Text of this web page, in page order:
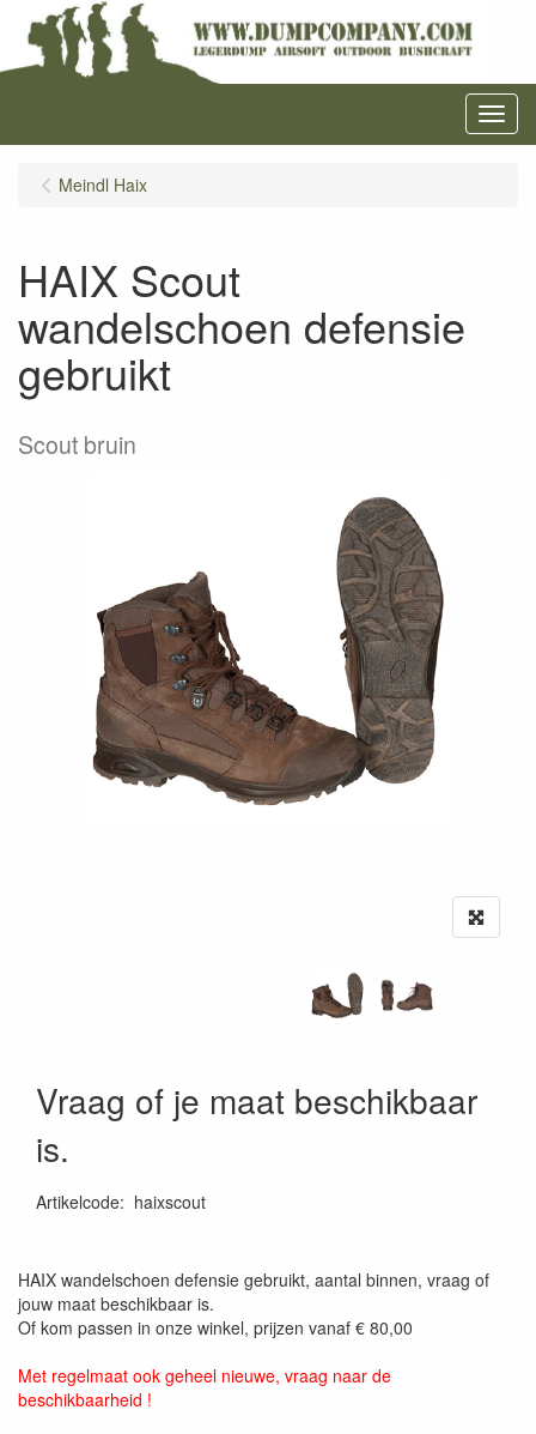
Menu
Meindl Haix
HAIX Scout
wandelschoen defensie
gebruikt
Scout bruin
Vraag of je maat beschikbaar
is.
Artikelcode: haixscout
HAIX wandelschoen defensie gebruikt, aantal binnen, vraag of
jouw maat beschikbaar is.
Of kom passen in onze winkel, prijzen vanaf € 80,00
Met regelmaat ook geheel nieuwe, vraag naar de
beschikbaarheid !